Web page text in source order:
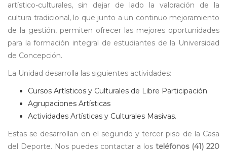
artístico-culturales, sin dejar de lado la valoración de la
cultura tradicional, lo que junto a un continuo mejoramiento
de la gestión, permiten ofrecer las mejores oportunidades
para la formación integral de estudiantes de la Universidad
de Concepción.
La Unidad desarrolla las siguientes actividades:
Cursos Artísticos y Culturales de Libre Participación
Agrupaciones Artísticas
Actividades Artísticas y Culturales Masivas.
Estas se desarrollan en el segundo y tercer piso de la Casa
del Deporte. Nos puedes contactar a los teléfonos (41) 220